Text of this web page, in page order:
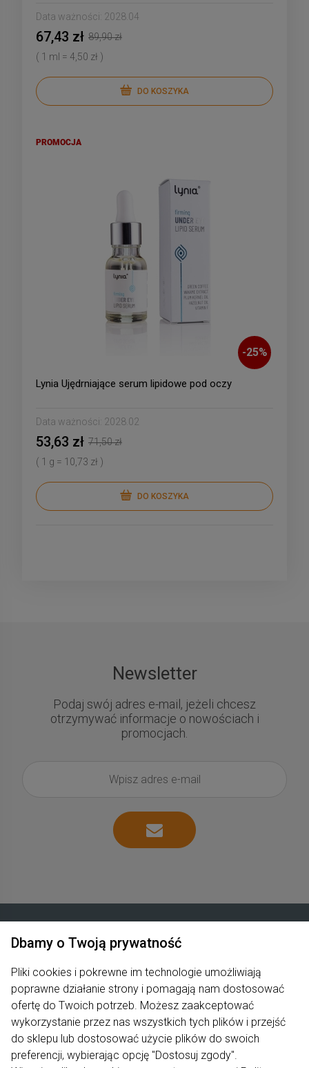
Data ważności: 2028.04
67,43 zł 89,90 zł
( 1 ml = 4,50 zł )
DO KOSZYKA
-25%
Lynia Ujędrniające serum lipidowe pod oczy
Data ważności: 2028.02
53,63 zł 71,50 zł
( 1 g = 10,73 zł )
DO KOSZYKA
PROMOCJA
Newsletter
Podaj swój adres e-mail, jeżeli chcesz
otrzymywać informacje o nowościach i
promocjach.
Produkty
Pomoc
Moje konto
Dbamy o Twoją prywatność
Pliki cookies i pokrewne im technologie umożliwiają
poprawne działanie strony i pomagają nam dostosować
ofertę do Twoich potrzeb. Możesz zaakceptować
wykorzystanie przez nas wszystkich tych plików i przejść
do sklepu lub dostosować użycie plików do swoich
preferencji, wybierając opcję "Dostosuj zgody".